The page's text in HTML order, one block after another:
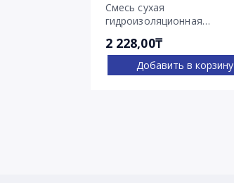
Смесь сухая
гидроизоляционная
Пенетрон
2 228,00₸
Добавить в корзину